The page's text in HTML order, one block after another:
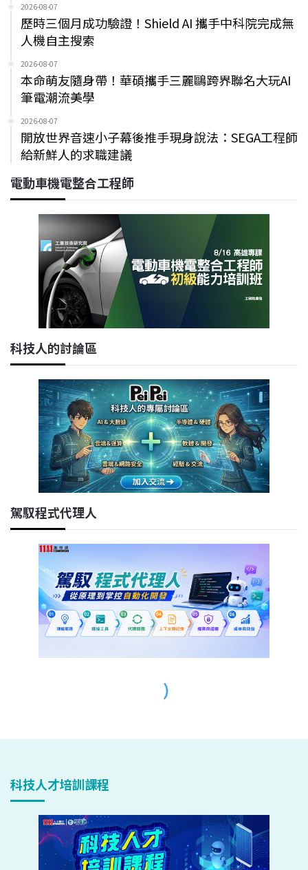
科技人才培訓課程